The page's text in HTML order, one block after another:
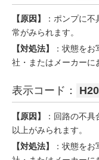
【原因】
：ポンプに
常がみられます。
【対処法】
：状態を
社・またはメーカーに
表示コード： H20
【原因】
：回路の不
以上がみられます。
【対処法】
：状態を